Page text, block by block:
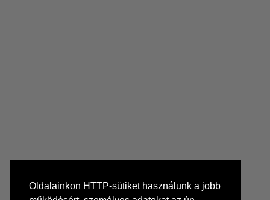
Oldalainkon HTTP-sütiket használunk a jobb